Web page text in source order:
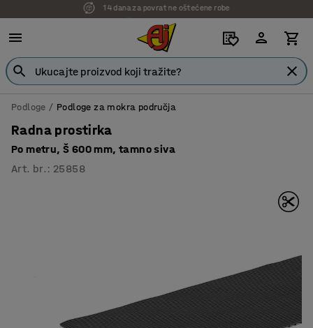
7 godina garancije
Podloge Podloge za mokra područja
Radna prostirka
Po metru, Š 600 mm, tamno siva
Art. br. : 25858